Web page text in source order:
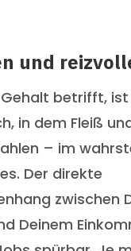
und
betrifft,
in dem Fleiß
– im
Der direkte
zwischen
Deinem